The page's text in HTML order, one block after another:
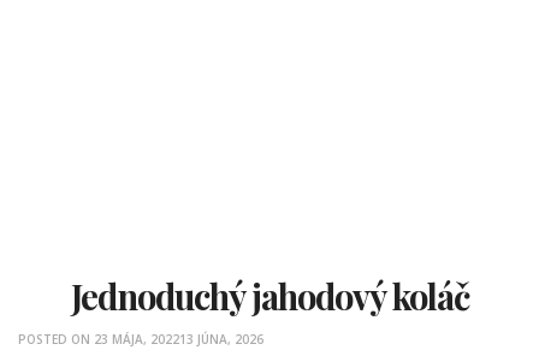
Jednoduchý jahodový koláč
POSTED ON 23 MÁJA, 202213 JÚNA, 2026